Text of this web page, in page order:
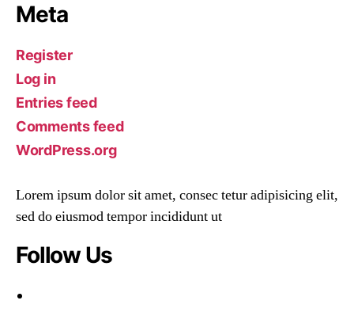
Meta
Register
Log in
Entries feed
Comments feed
WordPress.org
Lorem ipsum dolor sit amet, consec tetur adipisicing elit,
sed do eiusmod tempor incididunt ut
Follow Us